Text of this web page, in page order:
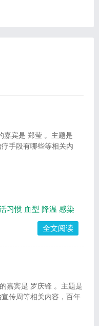
嘉宾是 郑莹 。主题是
手段有哪些等相关内
习惯 血型 降温 感染
全文阅读
嘉宾是 罗庆锋 。主题是
传周等相关内容，百年